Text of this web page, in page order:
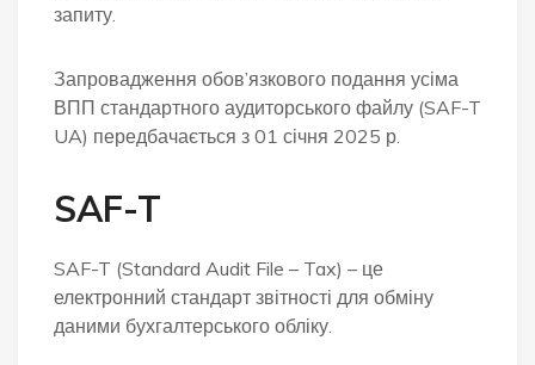
запиту.
Запровадження обов’язкового подання усіма
ВПП стандартного аудиторського файлу (SAF-T
UA) передбачається з 01 січня 2025 р.
SAF-T
SAF-T (Standard Audit File – Tax) – це
електронний стандарт звітності для обміну
даними бухгалтерського обліку.